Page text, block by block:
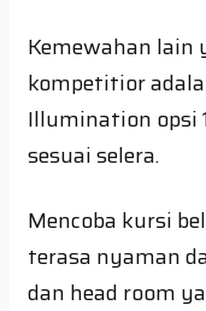
Kemewahan
kompetitior
Illumination opsi
sesuai selera.
Mencoba kursi
terasa nyaman
dan head room